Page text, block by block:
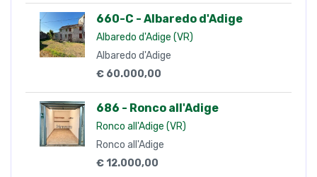
703 - Pressana
Pressana (VR)
Pressana
€ 145.000,00